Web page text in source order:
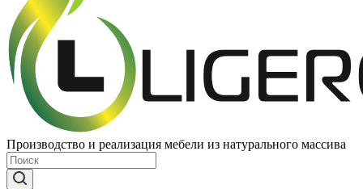
Производство и реализация мебели из натурального массива